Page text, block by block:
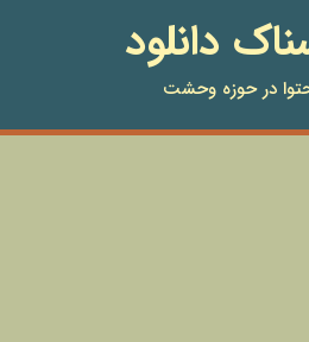
دانلود
در حوزه وحشت